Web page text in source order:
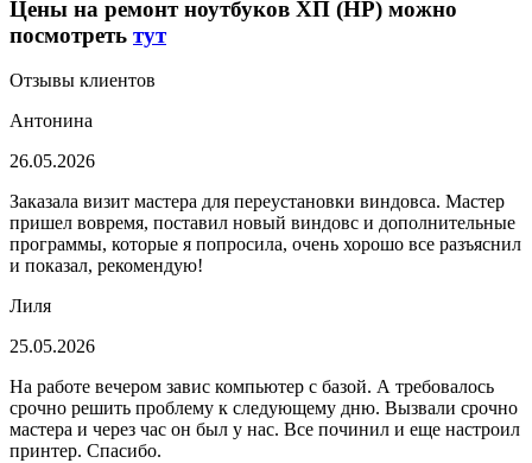
Цены на ремонт ноутбуков ХП (HP) можно
посмотреть тут
Отзывы клиентов
Антонина
26.05.2026
Заказала визит мастера для переустановки виндовса. Мастер
пришел вовремя, поставил новый виндовс и дополнительные
программы, которые я попросила, очень хорошо все разъяснил
и показал, рекомендую!
Лиля
25.05.2026
На работе вечером завис компьютер с базой. А требовалось
срочно решить проблему к следующему дню. Вызвали срочно
мастера и через час он был у нас. Все починил и еще настроил
принтер. Спасибо.